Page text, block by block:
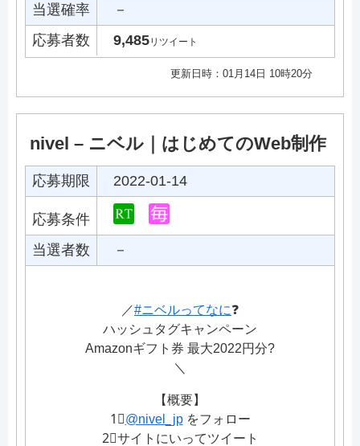
当選確率
－
応募者数
9,485リツイート
更新日時：01月14日 10時20分
nivel – ニベル｜はじめてのWeb制作
応募期限 2022-01-14
応募条件
当選者数
－
／#ニベルってなに❓
ハッシュタグキャンペーン
Amazonギフト券 最大2022円分?
＼
【概要】
1⃣@nivel_jpをフォロー
2⃣サイトにいってツイート